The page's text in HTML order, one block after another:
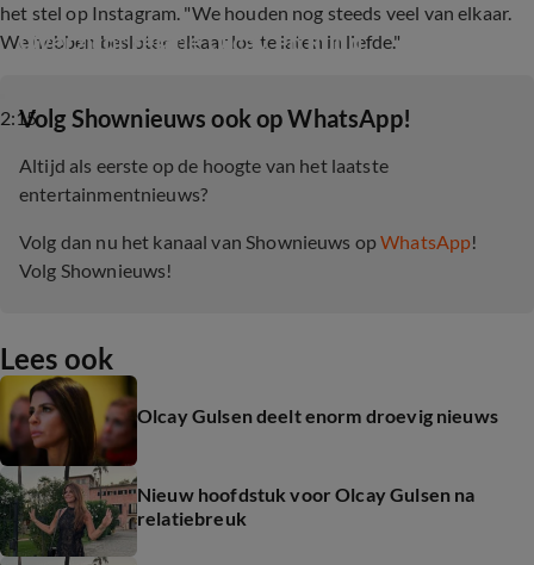
het stel op Instagram. "We houden nog steeds veel van elkaar.
We hebben besloten elkaar los te laten in liefde."
2:15
Overzicht relatie Olcay en Ruud
‎Volg Shownieuws ook op WhatsApp!
Altijd als eerste op de hoogte van het laatste
entertainmentnieuws?
Volg dan nu het kanaal van Shownieuws opWhatsApp!
Volg Shownieuws!
Lees ook
Olcay Gulsen deelt enorm droevig nieuws
Nieuw hoofdstuk voor Olcay Gulsen na
relatiebreuk